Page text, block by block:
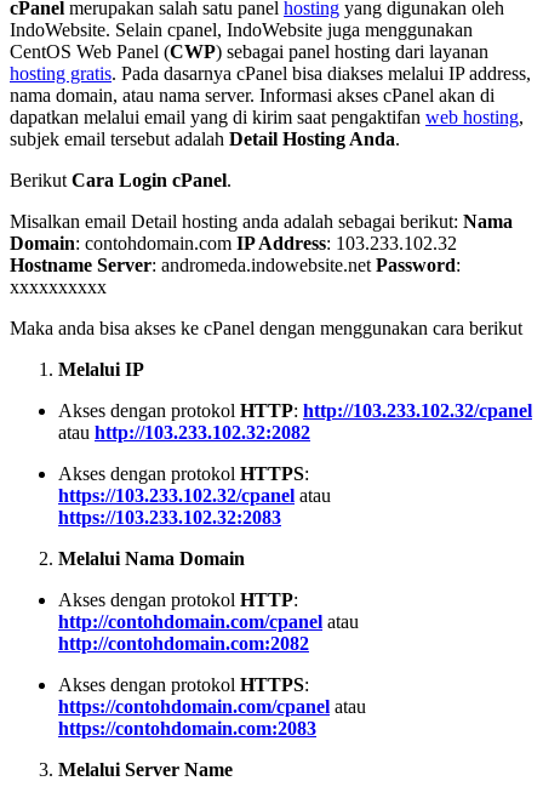
cPanel merupakan salah satu panel hosting yang digunakan oleh
IndoWebsite. Selain cpanel, IndoWebsite juga menggunakan
CentOS Web Panel (CWP) sebagai panel hosting dari layanan
hosting gratis. Pada dasarnya cPanel bisa diakses melalui IP address,
nama domain, atau nama server. Informasi akses cPanel akan di
dapatkan melalui email yang di kirim saat pengaktifan web hosting,
subjek email tersebut adalah Detail Hosting Anda.
Berikut Cara Login cPanel.
Misalkan email Detail hosting anda adalah sebagai berikut: Nama
Domain: contohdomain.com IP Address: 103.233.102.32
Hostname Server: andromeda.indowebsite.net Password:
xxxxxxxxxx
Maka anda bisa akses ke cPanel dengan menggunakan cara berikut
Melalui IP
Akses dengan protokol HTTP: http://103.233.102.32/cpanel
atau http://103.233.102.32:2082
Akses dengan protokol HTTPS:
https://103.233.102.32/cpanel atau
https://103.233.102.32:2083
Melalui Nama Domain
Akses dengan protokol HTTP:
http://contohdomain.com/cpanel atau
http://contohdomain.com:2082
Akses dengan protokol HTTPS:
https://contohdomain.com/cpanel atau
https://contohdomain.com:2083
Melalui Server Name